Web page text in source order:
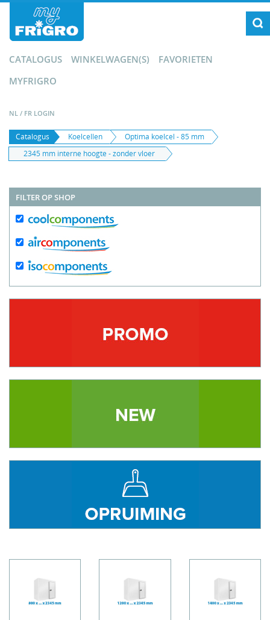
CATALOGUS WINKELWAGEN(S)
FAVORIETEN
MYFRIGRO
NL / FR LOGIN
Catalogus Koelcellen
Optima koelcel - 85 mm
2345 mm interne hoogte - zonder vloer
FILTER OP SHOP